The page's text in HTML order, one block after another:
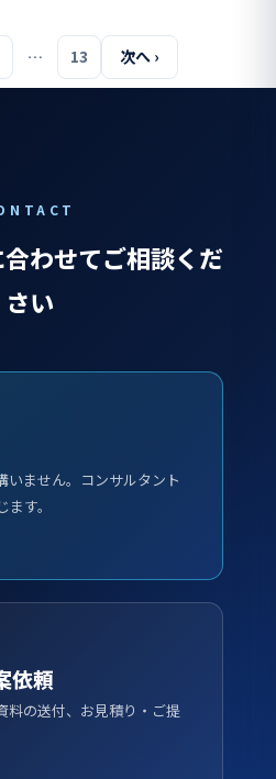
… 13 次へ ›
わせてご相談くだ
さい
いません。コンサルタント
す。
依頼
料の送付、お見積り・ご提